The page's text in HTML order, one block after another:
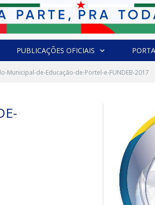
PUBLICAÇÕES OFICIAIS
Municipal-de-Educação-de-Portel-e-FUNDEB-2017